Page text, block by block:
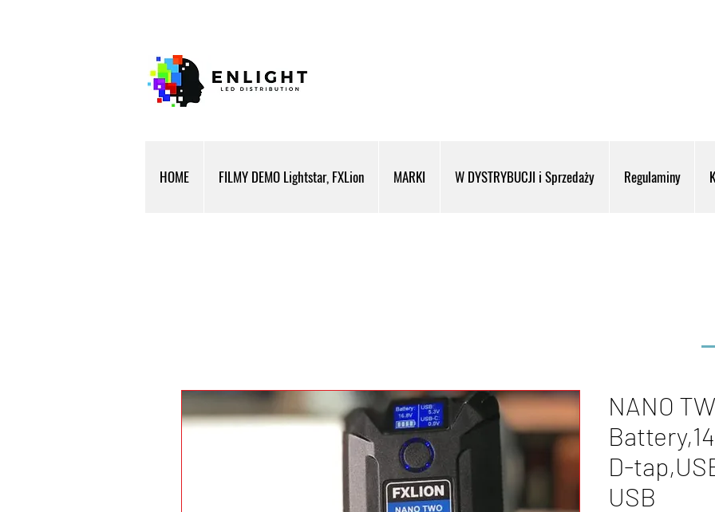
HOME FILMY DEMO Lightstar, FXLion MARKI W DYSTRYBUCJI i Sprzedaży Regulaminy
NANO
D-
USB